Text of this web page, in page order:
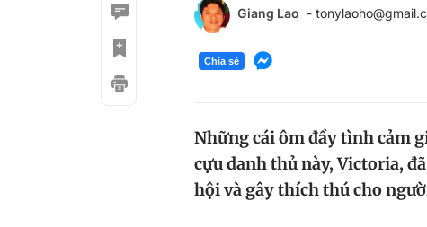
Giang Lao -
Chia sẻ
Những cái ôm đầy tình cảm
cựu danh thủ này, Victoria,
hội và gây thích thú cho